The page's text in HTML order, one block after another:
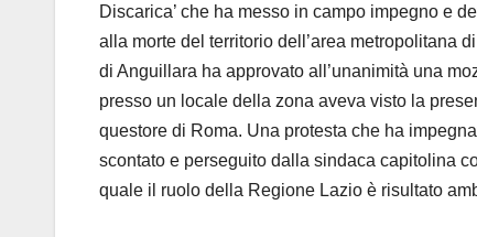
Discarica’ che ha messo in campo impegno e
alla morte del territorio dell’area metropolitana
di Anguillara ha approvato all’unanimità una
presso un locale della zona aveva visto la
questore di Roma. Una protesta che ha
scontato e perseguito dalla sindaca capitolina
quale il ruolo della Regione Lazio è risultato